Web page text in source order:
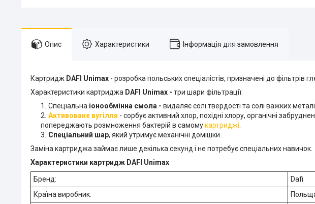
Опис Характеристики Інформація для замовлення
Картридж DAFI Unimax - розробка польських спеціалістів, призначені до фільтрів
Характеристики картриджа DAFI Unimax - три шари фільтрації:
Спеціальна іонообмінна смола - видаляє солі твердості та солі важких
Активоване вугілля - сорбує активний хлор, похідні хлору, органічні
попереджають розмноження бактерій в самомукартриджі
Спеціальний шар, який утримує механічні домішки.
Заміна картриджа займає лише декілька секунд і не потребує спеціальних навичок.
Характеристики картридж DAFI Unimax
Бренд:
Dafi
Країна виробник: